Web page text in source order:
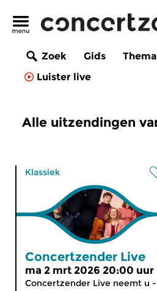
Zoek Gids
Luister live
Alle uitzendingen
Klassiek
Concertzender Live
ma 2 mrt 2026 20:00 uur
Concertzender Live neemt u -